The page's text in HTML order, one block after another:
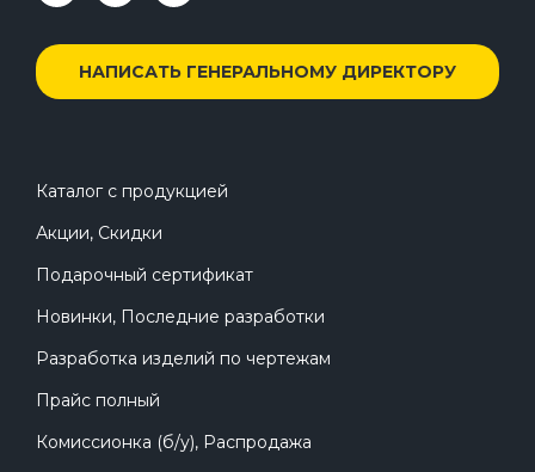
НАПИСАТЬ ГЕНЕРАЛЬНОМУ ДИРЕКТОРУ
Каталог с продукцией
Акции, Скидки
Подарочный сертификат
Новинки, Последние разработки
Разработка изделий по чертежам
Прайс полный
Комиссионка (б/у), Распродажа